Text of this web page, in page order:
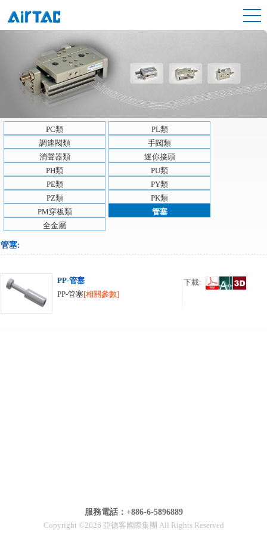
PC類
PL類
調速閥類
手閥類
消聲器類
迷你接頭
PH類
PU類
PE類
PY類
PZ類
PK類
PM穿板類
管塞
全金屬
管塞:
PP-管塞
PP-管塞[相關參數]
下載:
服務電話：+886-6-5896889
Copyright ©2026 亞德客國際集團 All Rights Reserved